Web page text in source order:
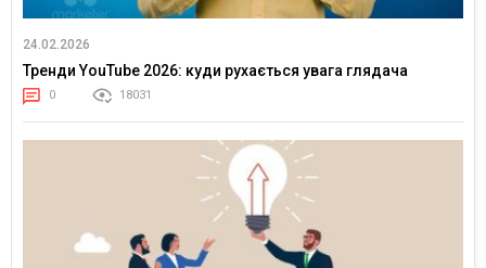
24.02.2026
Тренди YouTube 2026: куди рухається увага глядача
0 18031